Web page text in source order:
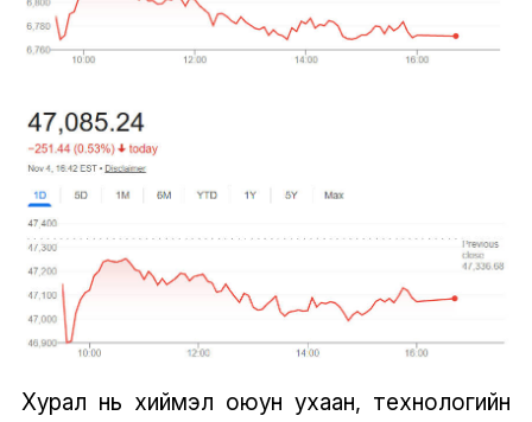
Хурал нь хиймэл оюун ухаан, технологийн